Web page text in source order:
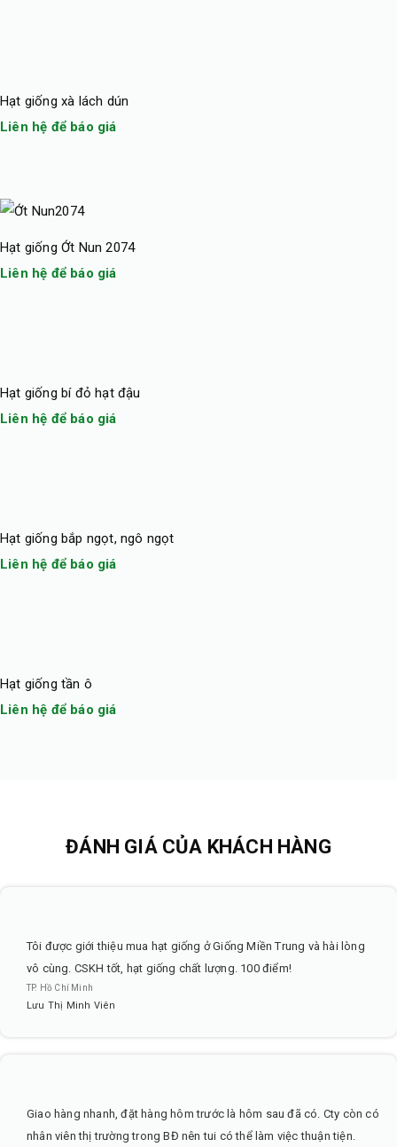
Hạt giống xà lách dún
Liên hệ để báo giá
Hạt giống Ớt Nun 2074
Liên hệ để báo giá
Hạt giống bí đỏ hạt đậu
Liên hệ để báo giá
Hạt giống bắp ngọt, ngô ngọt
Liên hệ để báo giá
Hạt giống tần ô
Liên hệ để báo giá
ĐÁNH GIÁ CỦA KHÁCH HÀNG
Tôi được giới thiệu mua hạt giống ở Giống Miền Trung và hài lòng
vô cùng. CSKH tốt, hạt giống chất lượng. 100 điểm!
TP. Hồ Chí Minh
Lưu Thị Minh Viên
Giao hàng nhanh, đặt hàng hôm trước là hôm sau đã có. Cty còn có
nhân viên thị trường trong BĐ nên tui có thể làm việc thuận tiện.